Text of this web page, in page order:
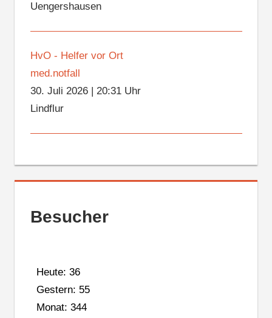
Uengershausen
HvO - Helfer vor Ort
med.notfall
30. Juli 2026| 20:31 Uhr
Lindflur
Besucher
Heute: 36
Gestern: 55
Monat: 344